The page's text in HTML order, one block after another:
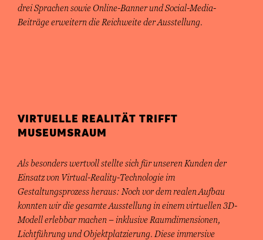
drei Sprachen sowie Online-Banner und Social-Media-
Beiträge erweitern die Reichweite der Ausstellung.
VIRTUELLE REALITÄT TRIFFT
MUSEUMSRAUM
Als besonders wertvoll stellte sich für unseren Kunden der
Einsatz von Virtual-Reality-Technologie im
Gestaltungsprozess heraus: Noch vor dem realen Aufbau
konnten wir die gesamte Ausstellung in einem virtuellen 3D-
Modell erlebbar machen – inklusive Raumdimensionen,
Lichtführung und Objektplatzierung. Diese immersive